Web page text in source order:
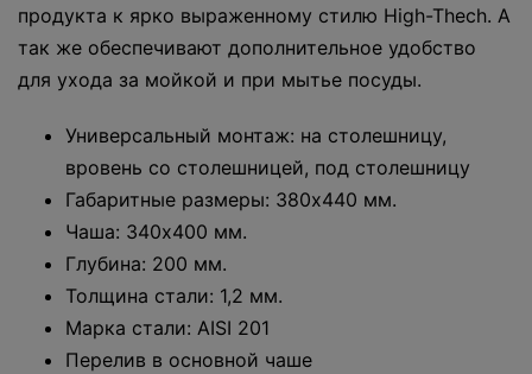
продукта к ярко выраженному стилю High-Thech. А
так же обеспечивают дополнительное удобство
для ухода за мойкой и при мытье посуды.
Универсальный монтаж: на столешницу,
вровень со столешницей, под столешницу
Габаритные размеры: 380x440 мм.
Чаша: 340x400 мм.
Глубина: 200 мм.
Толщина стали: 1,2 мм.
Марка стали: AISI 201
Перелив в основной чаше